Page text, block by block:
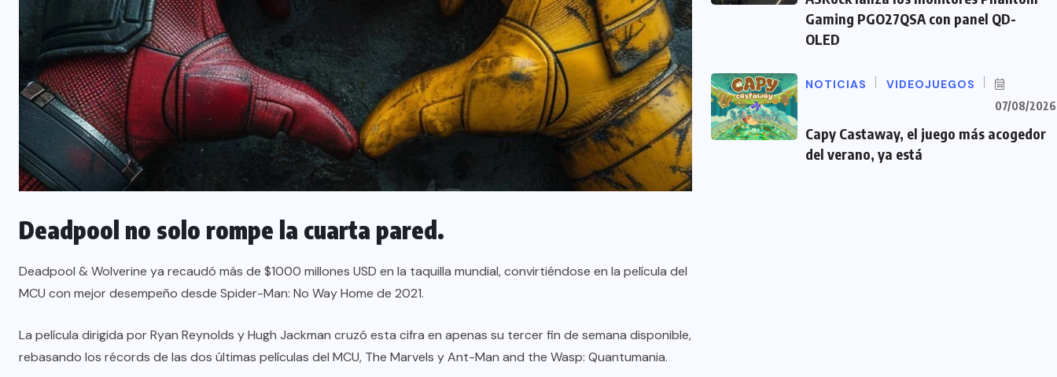
Deadpool no solo rompe la cuarta pared.
Deadpool & Wolverine ya recaudó más de $1000 millones USD en la taquilla mundial, convirtiéndose en la película del
MCU con mejor desempeño desde Spider-Man: No Way Home de 2021.
La película dirigida por Ryan Reynolds y Hugh Jackman cruzó esta cifra en apenas su tercer fin de semana disponible,
rebasando los récords de las dos últimas películas del MCU, The Marvels y Ant-Man and the Wasp: Quantumania.
Gaming PGO27QSA con panel QD-
OLED
NOTICIAS VIDEOJUEGOS
07/08/2026
Capy Castaway, el juego más acogedor
del verano, ya está